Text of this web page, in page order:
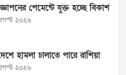
পেমেন্টে যুক্ত হচ্ছে বিকাশ
২০২৬
হামলা চালাতে পারে রাশিয়া
২০২৬